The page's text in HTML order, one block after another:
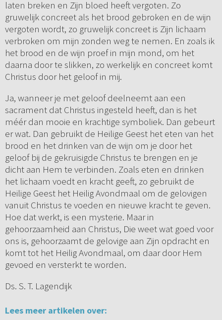
laten breken en Zijn bloed heeft vergoten. Zo
gruwelijk concreet als het brood gebroken en de wijn
vergoten wordt, zo gruwelijk concreet is Zijn lichaam
verbroken om mijn zonden weg te nemen. En zoals ik
het brood en de wijn proef in mijn mond, om het
daarna door te slikken, zo werkelijk en concreet komt
Christus door het geloof in mij.
Ja, wanneer je met geloof deelneemt aan een
sacrament dat Christus ingesteld heeft, dan is het
méér dan mooie en krachtige symboliek. Dan gebeurt
er wat. Dan gebruikt de Heilige Geest het eten van het
brood en het drinken van de wijn om je door het
geloof bij de gekruisigde Christus te brengen en je
dicht aan Hem te verbinden. Zoals eten en drinken
het lichaam voedt en kracht geeft, zo gebruikt de
Heilige Geest het Heilig Avondmaal om de gelovigen
vanuit Christus te voeden en nieuwe kracht te geven.
Hoe dat werkt, is een mysterie. Maar in
gehoorzaamheid aan Christus, Die weet wat goed voor
ons is, gehoorzaamt de gelovige aan Zijn opdracht en
komt tot het Heilig Avondmaal, om daar door Hem
gevoed en versterkt te worden.
Ds. S. T. Lagendijk
Lees meer artikelen over: